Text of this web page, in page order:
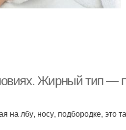
Жирный тип —
на лбу, носу, подбородке, это